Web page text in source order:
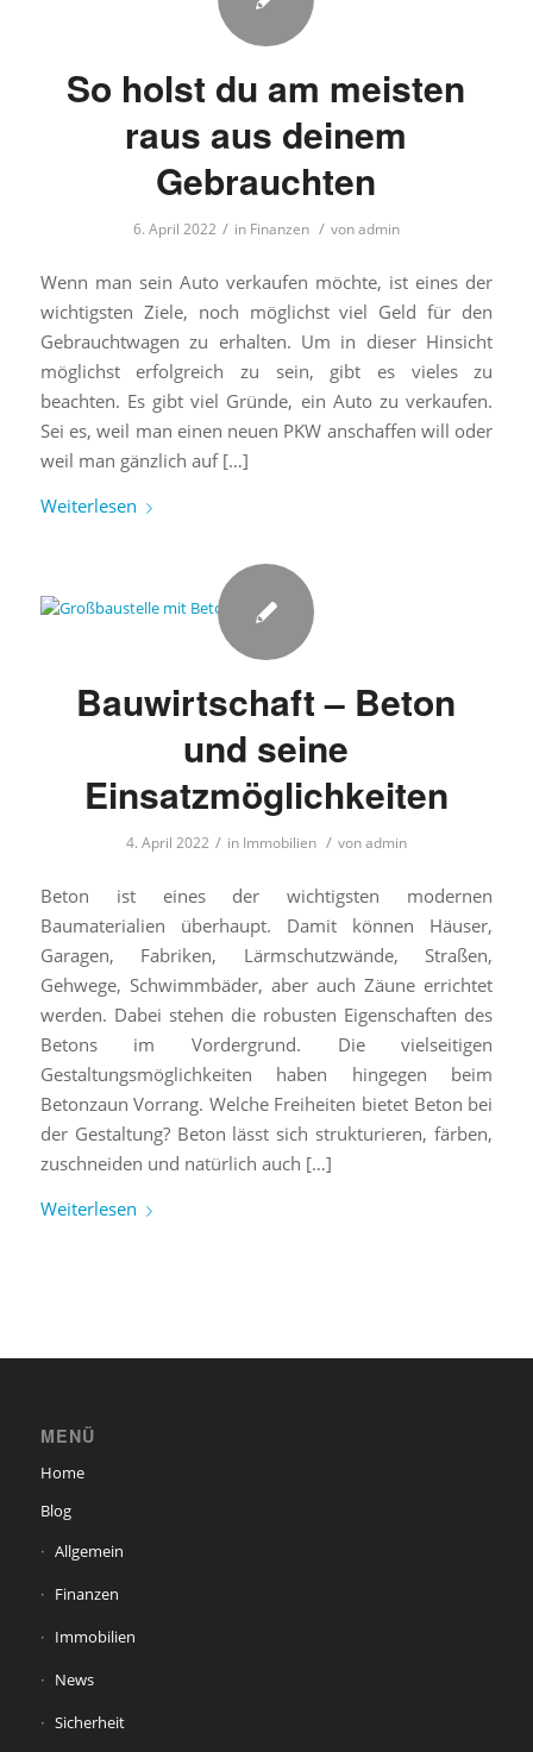
So holst du am meisten
raus aus deinem
Gebrauchten
6. April 2022 / in Finanzen / vonadmin
Wenn man sein Auto verkaufen möchte, ist eines der
wichtigsten Ziele, noch möglichst viel Geld für den
Gebrauchtwagen zu erhalten. Um in dieser Hinsicht
möglichst erfolgreich zu sein, gibt es vieles zu
beachten. Es gibt viel Gründe, ein Auto zu verkaufen.
Sei es, weil man einen neuen PKW anschaffen will oder
weil man gänzlich auf […]
Weiterlesen
Bauwirtschaft – Beton
und seine
Einsatzmöglichkeiten
4. April 2022 / in Immobilien / vonadmin
Beton ist eines der wichtigsten modernen
Baumaterialien überhaupt. Damit können Häuser,
Garagen, Fabriken, Lärmschutzwände, Straßen,
Gehwege, Schwimmbäder, aber auch Zäune errichtet
werden. Dabei stehen die robusten Eigenschaften des
Betons im Vordergrund. Die vielseitigen
Gestaltungsmöglichkeiten haben hingegen beim
Betonzaun Vorrang. Welche Freiheiten bietet Beton bei
der Gestaltung? Beton lässt sich strukturieren, färben,
zuschneiden und natürlich auch […]
Weiterlesen
MENÜ
Home
Blog
Allgemein
Finanzen
Immobilien
News
Sicherheit